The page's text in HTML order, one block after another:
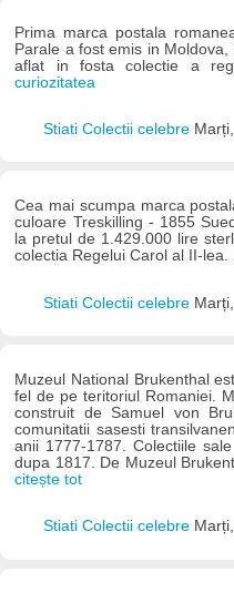
Prima marca postala
Parale a fost emis in
aflat in fosta colectie a
curiozitatea
Stiati Colectii celebre
Cea mai scumpa marca
culoare Treskilling - 1855
la pretul de 1.429.000 lire
colectia Regelui Carol al II-lea.
Stiati Colectii celebre
Muzeul National Brukenthal
fel de pe teritoriul Romaniei.
construit de Samuel von
comunitatii sasesti
anii 1777-1787. Colectiile
dupa 1817. De Muzeul
citește tot
Stiati Colectii celebre